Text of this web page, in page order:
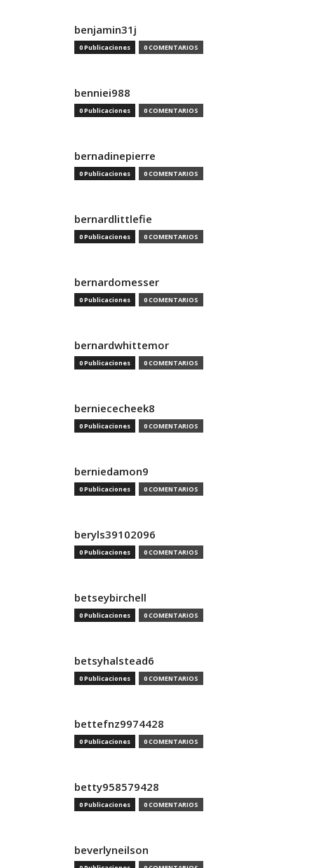
benjamin31j
0 Publicaciones 0 COMENTARIOS
benniei988
0 Publicaciones 0 COMENTARIOS
bernadinepierre
0 Publicaciones 0 COMENTARIOS
bernardlittlefie
0 Publicaciones 0 COMENTARIOS
bernardomesser
0 Publicaciones 0 COMENTARIOS
bernardwhittemor
0 Publicaciones 0 COMENTARIOS
berniececheek8
0 Publicaciones 0 COMENTARIOS
berniedamon9
0 Publicaciones 0 COMENTARIOS
beryls39102096
0 Publicaciones 0 COMENTARIOS
betseybirchell
0 Publicaciones 0 COMENTARIOS
betsyhalstead6
0 Publicaciones 0 COMENTARIOS
bettefnz9974428
0 Publicaciones 0 COMENTARIOS
betty958579428
0 Publicaciones 0 COMENTARIOS
beverlyneilson